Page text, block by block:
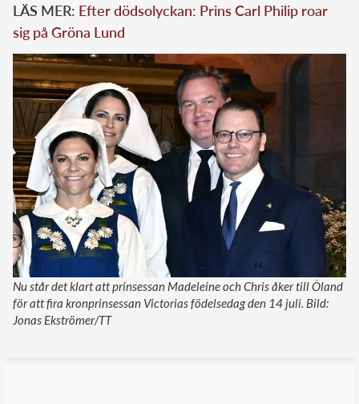
LÄS MER: Efter dödsolyckan: Prins Carl Philip roar
sig på Gröna Lund
Nu står det klart att prinsessan Madeleine och Chris åker till Öland
för att fira kronprinsessan Victorias födelsedag den 14 juli. Bild:
Jonas Ekströmer/TT